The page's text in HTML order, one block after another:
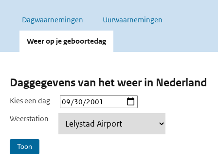
Dagwaarnemingen Uurwaarnemingen
Weer op je geboortedag
Daggegevens van het weer in Nederland
Kies een dag
Weerstation
Toon